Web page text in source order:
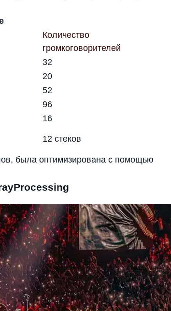
Количество
громкоговорителей
32
20
52
96
16
12 стеков
была оптимизирована с помощью